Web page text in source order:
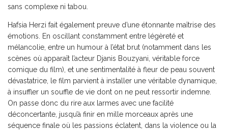
sans complexe ni tabou.
Hafsia Herzi fait également preuve d’une étonnante maîtrise des
émotions. En oscillant constamment entre légèreté et
mélancolie, entre un humour à l’état brut (notamment dans les
scènes où apparaît l’acteur Djanis Bouzyani, véritable force
comique du film), et une sentimentalité à fleur de peau souvent
dévastatrice, le film parvient à installer une véritable dynamique,
à insuffler un souffle de vie dont on ne peut ressortir indemne.
On passe donc du rire aux larmes avec une facilité
déconcertante, jusqu’à finir en mille morceaux après une
séquence finale où les passions éclatent, dans la violence ou la